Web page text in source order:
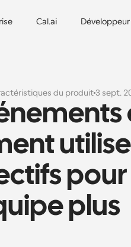
Cal.ai Développeur
du produit3 sept.
pour
plus